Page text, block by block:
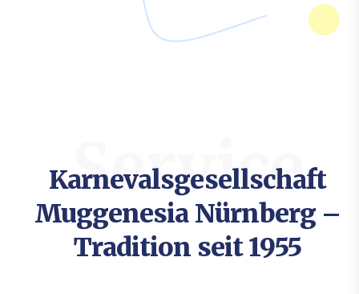
Service
Karnevalsgesellschaft
Muggenesia Nürnberg –
Tradition seit 1955